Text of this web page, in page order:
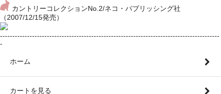
カントリーコレクションNo.2/ネコ・パブリッシング社
（2007/12/15発売）
-----------------------------------------------------------------------------------------
-
ホーム
カートを見る